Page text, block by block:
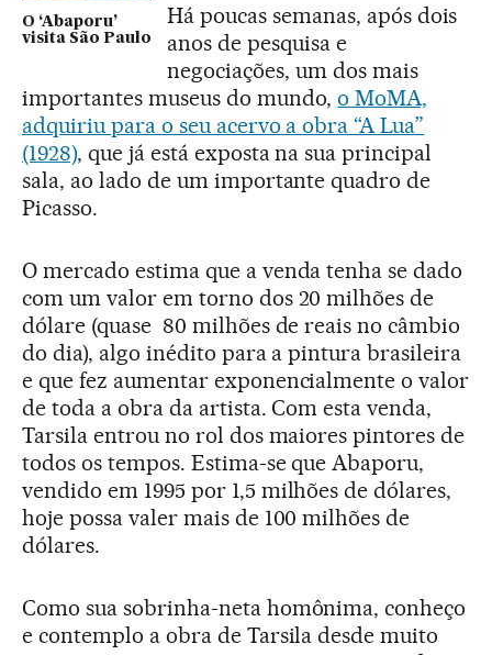
O ‘Abaporu’
visita São Paulo
Há poucas semanas, após dois
anos de pesquisa e
negociações, um dos mais
importantes museus do mundo,o MoMA,
adquiriu para o seu acervo a obra “A Lua”
(1928), que já está exposta na sua principal
sala, ao lado de um importante quadro de
Picasso.
O mercado estima que a venda tenha se dado
com um valor em torno dos 20 milhões de
dólare (quase 80 milhões de reais no câmbio
do dia), algo inédito para a pintura brasileira
e que fez aumentar exponencialmente o valor
de toda a obra da artista. Com esta venda,
Tarsila entrou no rol dos maiores pintores de
todos os tempos. Estima-se que Abaporu,
vendido em 1995 por 1,5 milhões de dólares,
hoje possa valer mais de 100 milhões de
dólares.
Como sua sobrinha-neta homônima, conheço
e contemplo a obra de Tarsila desde muito